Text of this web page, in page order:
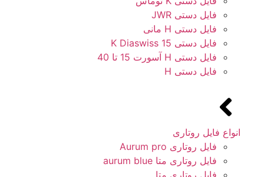
فایل دستی JWR
فایل دستی H مانی
فایل دستی 15 K Diaswiss
فایل دستی H آسورت 15 تا 40
فایل دستی H
انواع فایل روتاری
فایل روتاری Aurum pro
فایل روتاری متا aurum blue